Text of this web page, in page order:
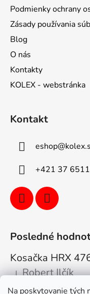
Na poskytovanie tých
Podmienky ochrany
Zásady používania
Blog
O nás
Kontakty
KOLEX - webstránka
Kontakt
eshop@
+421 37
Posledné
Kosačka HRX
Hodnotenie produktu
| Robert Ilčík